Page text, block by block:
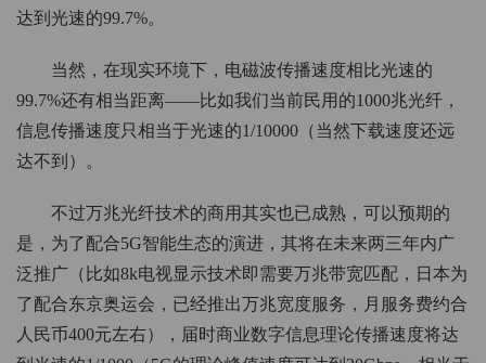
达到光速的99.7%。
当然，在现实环境下，电磁波传播速度相比光速的
99.7%还有相当距离——比如我们当前民用的1000兆光纤，
信息传播速度只相当于光速的1/10000（当然下载速度还远
达不到）。
不过万兆光纤技术的商用其实也已成熟，可以预期的
是，为了配合5G智能生态的演进，其将在未来两三年内广
泛推广（比如8k电视显示技术即需要万兆带宽匹配，日本为
了配合东京奥运会，已经推出万兆宽度服务，月服务费约合
人民币400元左右），届时商业数字信息理论传播速度将达